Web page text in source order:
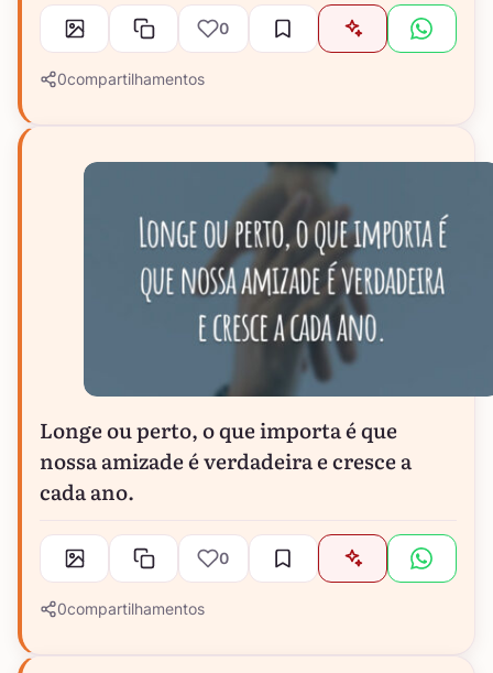
0
0compartilhamentos
Longe ou perto, o que importa é que
nossa amizade é verdadeira e cresce a
cada ano.
0
0compartilhamentos